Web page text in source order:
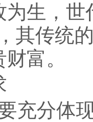
为生，世
，其传统
富。
充分体